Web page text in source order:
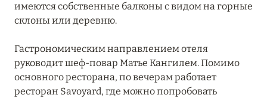
Hôtel L'Arboisie
Hôtel Mont-Blanc Chamonix
Hôtel Mont-Blanc Megeve
имеются собственные балконы с видом на горные
склоны или деревню.
Гастрономическим направлением отеля
руководит шеф-повар Матье Кангилем. Помимо
основного ресторана, по вечерам работает
ресторан Savoyard, где можно попробовать